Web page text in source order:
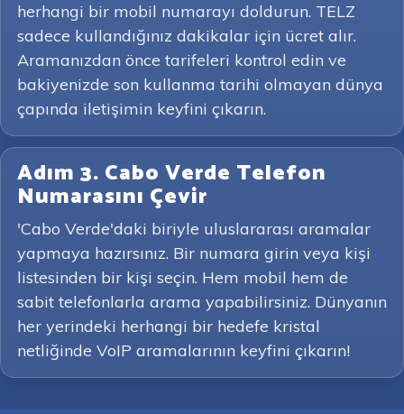
herhangi bir mobil numarayı doldurun. TELZ
sadece kullandığınız dakikalar için ücret alır.
Aramanızdan önce tarifeleri kontrol edin ve
bakiyenizde son kullanma tarihi olmayan dünya
çapında iletişimin keyfini çıkarın.
Adım 3. Cabo Verde Telefon
Numarasını Çevir
'Cabo Verde'daki biriyle uluslararası aramalar
yapmaya hazırsınız. Bir numara girin veya kişi
listesinden bir kişi seçin. Hem mobil hem de
sabit telefonlarla arama yapabilirsiniz. Dünyanın
her yerindeki herhangi bir hedefe kristal
netliğinde VoIP aramalarının keyfini çıkarın!